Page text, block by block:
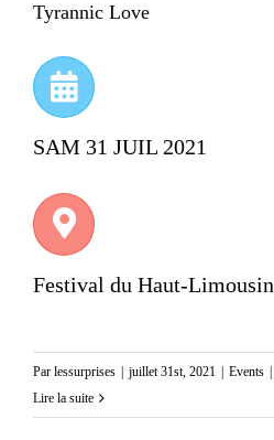
Tyrannic Love
SAM 31 JUIL 2021
Festival du Haut-Limousin
Par lessurprises | juillet 31st, 2021 | Events |
Lire la suite